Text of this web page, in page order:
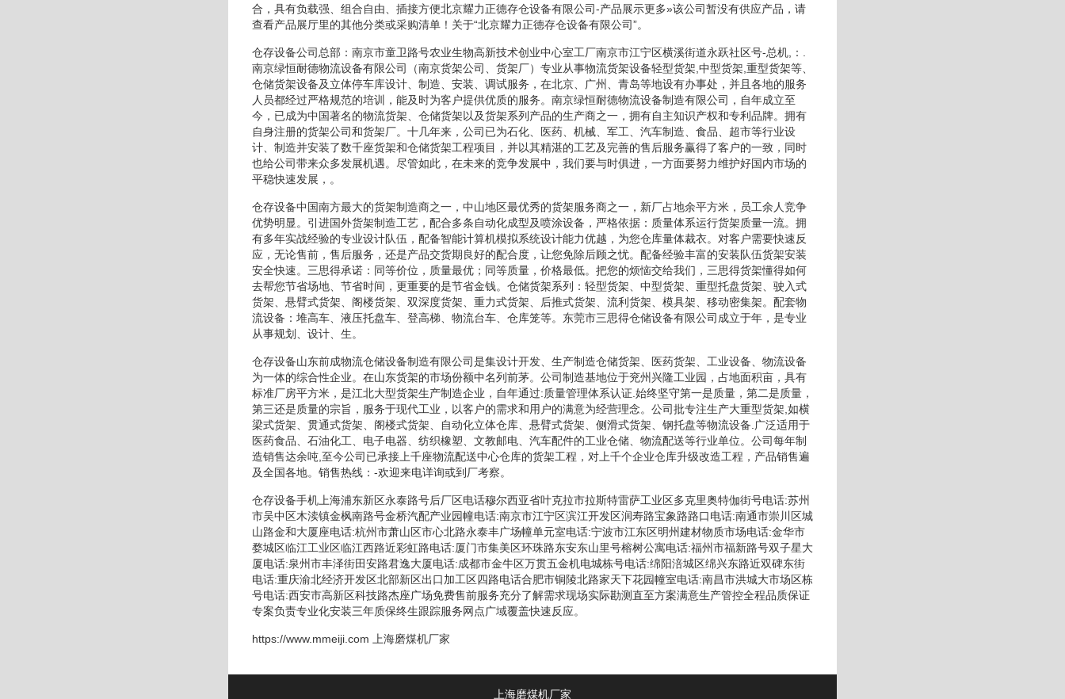
合，具有负载强、组合自由、插接方便北京耀力正德存仓设备有限公司-产品展示更多»该公司暂没有供应产品，请
查看产品展厅里的其他分类或采购清单！关于“北京耀力正德存仓设备有限公司”。
仓存设备公司总部：南京市童卫路号农业生物高新技术创业中心室工厂南京市江宁区横溪街道永跃社区号-总机,：.
南京绿恒耐德物流设备有限公司（南京货架公司、货架厂）专业从事物流货架设备轻型货架,中型货架,重型货架等、
仓储货架设备及立体停车库设计、制造、安装、调试服务，在北京、广州、青岛等地设有办事处，并且各地的服务
人员都经过严格规范的培训，能及时为客户提供优质的服务。南京绿恒耐德物流设备制造有限公司，自年成立至
今，已成为中国著名的物流货架、仓储货架以及货架系列产品的生产商之一，拥有自主知识产权和专利品牌。拥有
自身注册的货架公司和货架厂。十几年来，公司已为石化、医药、机械、军工、汽车制造、食品、超市等行业设
计、制造并安装了数千座货架和仓储货架工程项目，并以其精湛的工艺及完善的售后服务赢得了客户的一致，同时
也给公司带来众多发展机遇。尽管如此，在未来的竞争发展中，我们要与时俱进，一方面要努力维护好国内市场的
平稳快速发展，。
仓存设备中国南方最大的货架制造商之一，中山地区最优秀的货架服务商之一，新厂占地余平方米，员工余人竞争
优势明显。引进国外货架制造工艺，配合多条自动化成型及喷涂设备，严格依据：质量体系运行货架质量一流。拥
有多年实战经验的专业设计队伍，配备智能计算机模拟系统设计能力优越，为您仓库量体裁衣。对客户需要快速反
应，无论售前，售后服务，还是产品交货期良好的配合度，让您免除后顾之忧。配备经验丰富的安装队伍货架安装
安全快速。三思得承诺：同等价位，质量最优；同等质量，价格最低。把您的烦恼交给我们，三思得货架懂得如何
去帮您节省场地、节省时间，更重要的是节省金钱。仓储货架系列：轻型货架、中型货架、重型托盘货架、驶入式
货架、悬臂式货架、阁楼货架、双深度货架、重力式货架、后推式货架、流利货架、模具架、移动密集架。配套物
流设备：堆高车、液压托盘车、登高梯、物流台车、仓库笼等。东莞市三思得仓储设备有限公司成立于年，是专业
从事规划、设计、生。
仓存设备山东前成物流仓储设备制造有限公司是集设计开发、生产制造仓储货架、医药货架、工业设备、物流设备
为一体的综合性企业。在山东货架的市场份额中名列前茅。公司制造基地位于兖州兴隆工业园，占地面积亩，具有
标准厂房平方米，是江北大型货架生产制造企业，自年通过:质量管理体系认证.始终坚守第一是质量，第二是质量，
第三还是质量的宗旨，服务于现代工业，以客户的需求和用户的满意为经营理念。公司批专注生产大重型货架,如横
梁式货架、贯通式货架、阁楼式货架、自动化立体仓库、悬臂式货架、侧滑式货架、钢托盘等物流设备.广泛适用于
医药食品、石油化工、电子电器、纺织橡塑、文教邮电、汽车配件的工业仓储、物流配送等行业单位。公司每年制
造销售达余吨,至今公司已承接上千座物流配送中心仓库的货架工程，对上千个企业仓库升级改造工程，产品销售遍
及全国各地。销售热线：-欢迎来电详询或到厂考察。
仓存设备手机上海浦东新区永泰路号后厂区电话穆尔西亚省叶克拉市拉斯特雷萨工业区多克里奥特伽街号电话:苏州
市吴中区木渎镇金枫南路号金桥汽配产业园幢电话:南京市江宁区滨江开发区润寿路宝象路路口电话:南通市崇川区城
山路金和大厦座电话:杭州市萧山区市心北路永泰丰广场幢单元室电话:宁波市江东区明州建材物质市场电话:金华市
婺城区临江工业区临江西路近彩虹路电话:厦门市集美区环珠路东安东山里号榕树公寓电话:福州市福新路号双子星大
厦电话:泉州市丰泽街田安路君逸大厦电话:成都市金牛区万贯五金机电城栋号电话:绵阳涪城区绵兴东路近双碑东街
电话:重庆渝北经济开发区北部新区出口加工区四路电话合肥市铜陵北路家天下花园幢室电话:南昌市洪城大市场区栋
号电话:西安市高新区科技路杰座广场免费售前服务充分了解需求现场实际勘测直至方案满意生产管控全程品质保证
专案负责专业化安装三年质保终生跟踪服务网点广域覆盖快速反应。
https://www.mmeiji.com 上海磨煤机厂家
上海磨煤机厂家